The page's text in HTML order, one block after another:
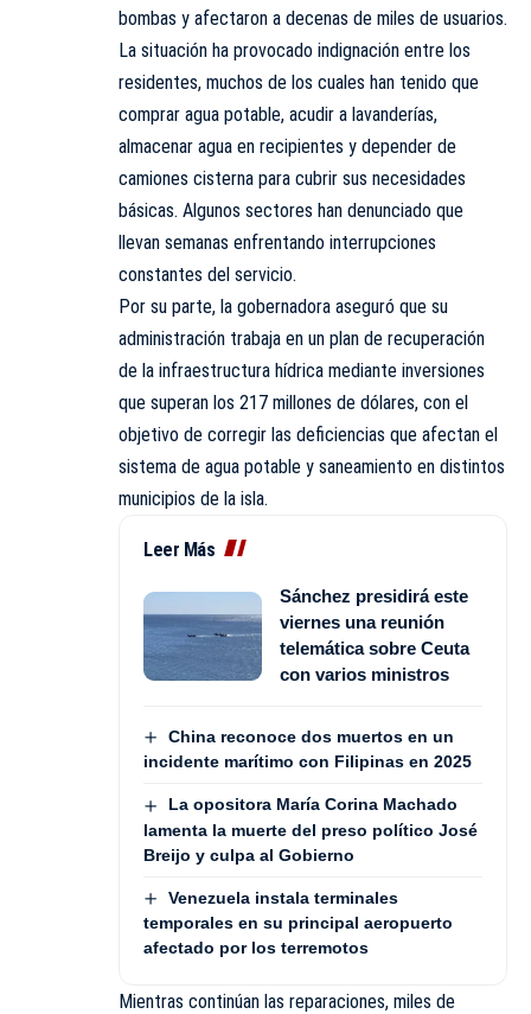
bombas y afectaron a decenas de miles de usuarios.
La situación ha provocado indignación entre los
residentes, muchos de los cuales han tenido que
comprar agua potable, acudir a lavanderías,
almacenar agua en recipientes y depender de
camiones cisterna para cubrir sus necesidades
básicas. Algunos sectores han denunciado que
llevan semanas enfrentando interrupciones
constantes del servicio.
Por su parte, la gobernadora aseguró que su
administración trabaja en un plan de recuperación
de la infraestructura hídrica mediante inversiones
que superan los 217 millones de dólares, con el
objetivo de corregir las deficiencias que afectan el
sistema de agua potable y saneamiento en distintos
municipios de la isla.
Leer Más
Sánchez presidirá este
viernes una reunión
telemática sobre Ceuta
con varios ministros
China reconoce dos muertos en un
incidente marítimo con Filipinas en 2025
La opositora María Corina Machado
lamenta la muerte del preso político José
Breijo y culpa al Gobierno
Venezuela instala terminales
temporales en su principal aeropuerto
afectado por los terremotos
Mientras continúan las reparaciones, miles de